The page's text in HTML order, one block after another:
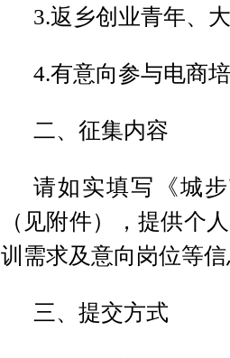
3.返乡创业青年、
4.有意向参与电商
二、征集内容
请如实填写《城
（见附件），提供个
训需求及意向岗位等
三、提交方式